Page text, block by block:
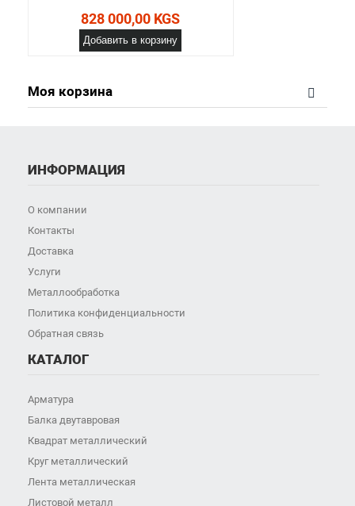
828 000,00 KGS
Добавить в корзину
Моя корзина
ИНФОРМАЦИЯ
О компании
Контакты
Доставка
Услуги
Металлообработка
Политика конфиденциальности
Обратная связь
КАТАЛОГ
Арматура
Балка двутавровая
Квадрат металлический
Круг металлический
Лента металлическая
Листовой металл